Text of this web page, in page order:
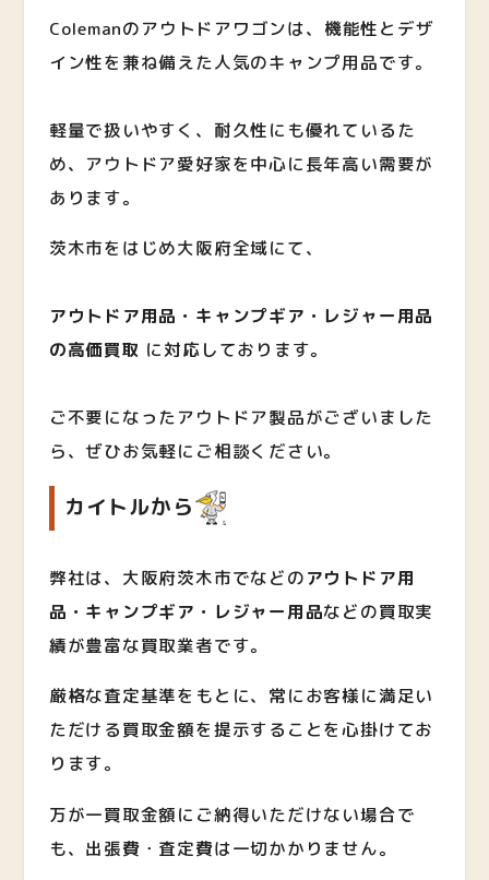
Colemanのアウトドアワゴンは、機能性とデザ
イン性を兼ね備えた人気のキャンプ用品です。
軽量で扱いやすく、耐久性にも優れているた
め、アウトドア愛好家を中心に長年高い需要が
あります。
茨木市をはじめ大阪府全域にて、
アウトドア用品・キャンプギア・レジャー用品
の高価買取 に対応しております。
ご不要になったアウトドア製品がございました
ら、ぜひお気軽にご相談ください。
カイトルから
弊社は、大阪府茨木市でなどのアウトドア用
品・キャンプギア・レジャー用品などの買取実
績が豊富な買取業者です。
厳格な査定基準をもとに、常にお客様に満足い
ただける買取金額を提示することを心掛けてお
ります。
万が一買取金額にご納得いただけない場合で
も、出張費・査定費は一切かかりません。